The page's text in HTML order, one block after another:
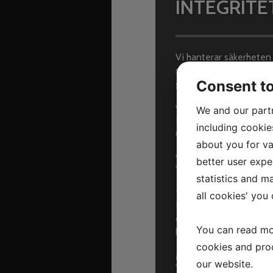
Vi hanterar
sida beskriver vi hur
gällande lagar och
VILKA UPPGIFTER
De uppgifter som
uppgifterna så länge
VAD ÄR VÅRT ÄNDAMÅL
Vi samlar in uppgifter
TA DEL AV, ÄNDRA
Du har rätt att begära
detta kontaktar du
begära rättning eller
MER INFORMATION
Ytterligare
Consent
We and our
including
about you for
better user
statistics and
all cookies' you
You can read
cookies and
our website.